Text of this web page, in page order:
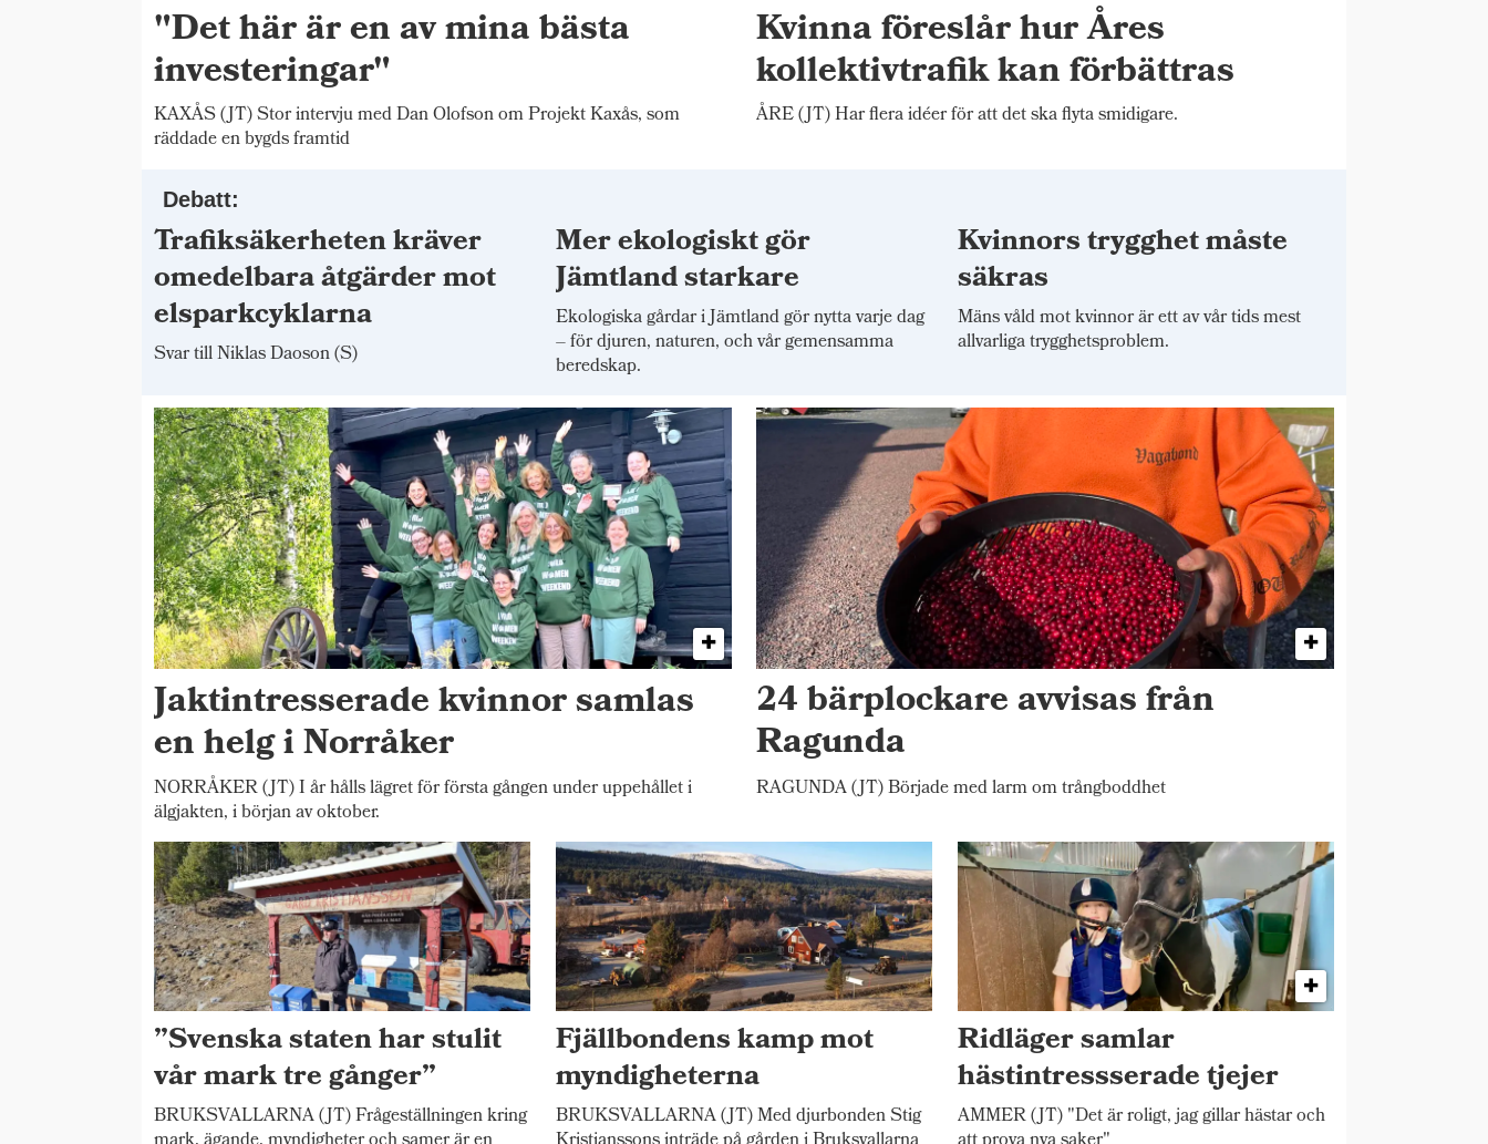
"Det här är en av mina bästa
investeringar"
KAXÅS (JT) Stor intervju med Dan Olofson om Projekt Kaxås, som
räddade en bygds framtid
Kvinna föreslår hur Åres
kollektivtrafik kan förbättras
ÅRE (JT) Har flera idéer för att det ska flyta smidigare.
Debatt:
Trafiksäkerheten kräver
omedelbara åtgärder mot
elsparkcyklarna
Svar till Niklas Daoson (S)
Mer ekologiskt gör
Jämtland starkare
Ekologiska gårdar i Jämtland gör nytta varje dag
– för djuren, naturen, och vår gemensamma
beredskap.
Kvinnors trygghet måste
säkras
Mäns våld mot kvinnor är ett av vår tids mest
allvarliga trygghetsproblem.
Jaktintresserade kvinnor samlas
en helg i Norråker
NORRÅKER (JT) I år hålls lägret för första gången under uppehållet i
älgjakten, i början av oktober.
24 bärplockare avvisas från
Ragunda
RAGUNDA (JT) Började med larm om trångboddhet
”Svenska staten har stulit
vår mark tre gånger”
BRUKSVALLARNA (JT) Frågeställningen kring
Fjällbondens kamp mot
myndigheterna
BRUKSVALLARNA (JT) Med djurbonden Stig
Ridläger samlar
hästintressserade tjejer
AMMER (JT) "Det är roligt, jag gillar hästar och